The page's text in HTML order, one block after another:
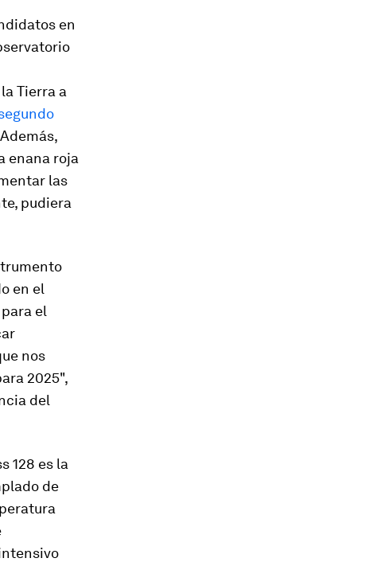
en
Tierra a
enana roja
las
pudiera
en el
el
nos
2025",
del
128 es la
de